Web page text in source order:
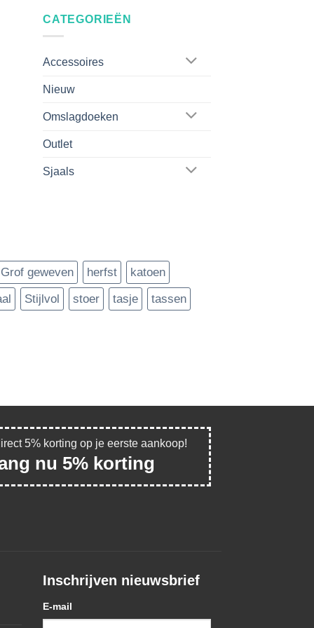
CATEGORIEËN
Accessoires
Nieuw
Omslagdoeken
Outlet
Sjaals
Grof geweven herfst
katoen
Stijlvol stoer tasje
tassen
5% korting op je eerste aankoop!
nu 5% korting
Inschrijven nieuwsbrief
E-mail